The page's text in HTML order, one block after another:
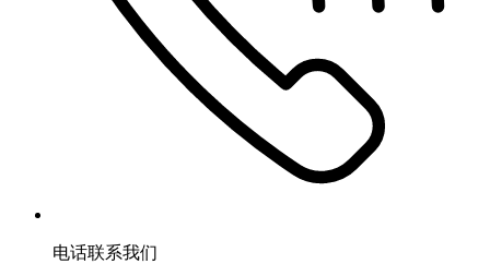
电话联系我们